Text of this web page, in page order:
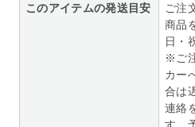
このアイテムの発送目安
ご注
商品
日・
※ご
カー
合は
連絡